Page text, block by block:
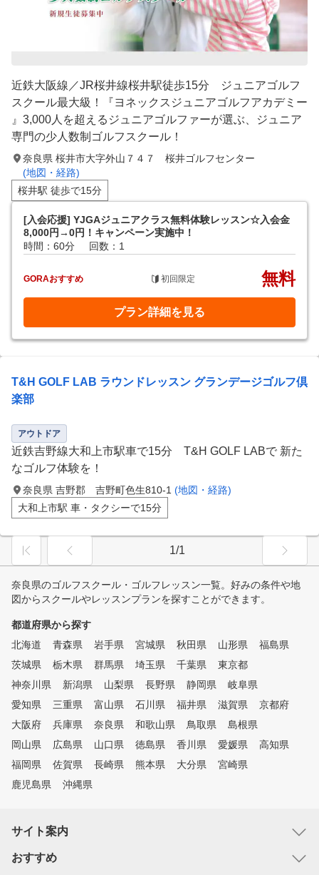
近鉄大阪線／JR桜井線桜井駅徒歩15分 ジュニアゴルフ
スクール最大級！『ヨネックスジュニアゴルフアカデミー
』3,000人を超えるジュニアゴルファーが選ぶ、ジュニア
専門の少人数制ゴルフスクール！
奈良県 桜井市大字外山７４７ 桜井ゴルフセンター
(地図・経路)
桜井駅 徒歩で15分
[入会応援] YJGAジュニアクラス無料体験レッスン☆入会金
8,000円→0円！キャンペーン実施中！
時間：60分
回数：1
GORAおすすめ 初回限定 無料
プラン詳細を見る
T&H GOLF LAB ラウンドレッスン グランデージゴルフ倶
楽部
アウトドア
近鉄吉野線大和上市駅車で15分 T&H GOLF LABで 新た
なゴルフ体験を！
奈良県 吉野郡 吉野町色生810-1 (地図・経路)
大和上市駅 車・タクシーで15分
1/1
奈良県のゴルフスクール・ゴルフレッスン一覧。好みの条件や地
図からスクールやレッスンプランを探すことができます。
都道府県から探す
北海道
青森県 岩手県 宮城県 秋田県 山形県
福島県
茨城県
栃木県 群馬県 埼玉県 千葉県
東京都
神奈川県
新潟県 山梨県 長野県 静岡県
岐阜県
愛知県
三重県 富山県 石川県 福井県 滋賀県
京都府
大阪府
兵庫県 奈良県 和歌山県 鳥取県
島根県
岡山県
広島県 山口県 徳島県 香川県 愛媛県
高知県
福岡県
佐賀県 長崎県 熊本県 大分県
宮崎県
鹿児島県
沖縄県
サイト案内
おすすめ